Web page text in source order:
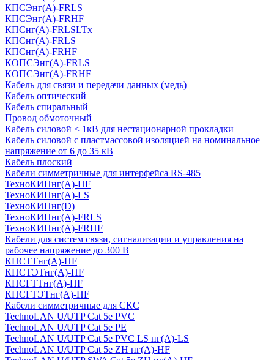
КПСЭнг(А)-FRLS
КПСЭнг(А)-FRHF
КПСнг(А)-FRLSLTx
КПСнг(А)-FRLS
КПСнг(А)-FRHF
КОПСЭнг(А)-FRLS
КОПСЭнг(А)-FRHF
Кабель для связи и передачи данных (медь)
Кабель оптический
Кабель спиральный
Провод обмоточный
Кабель силовой < 1кВ для нестационарной прокладки
Кабель силовой с пластмассовой изоляцией на номинальное
напряжение от 6 до 35 кВ
Кабель плоский
Кабели симметричные для интерфейса RS-485
ТеxноКИПнг(A)-HF
ТеxноКИПнг(A)-LS
ТеxноКИПнг(D)
ТехноКИПнг(A)-FRLS
ТехноКИПнг(A)-FRHF
Кабели для систем связи, сигнализации и управления на
рабочее напряжение до 300 В
КПСТТнг(A)-HF
КПСТЭТнг(A)-HF
КПСГТТнг(A)-HF
КПСГТЭТнг(A)-HF
Кабели симметричные для СКС
TechnoLAN U/UTP Cat 5e PVC
TechnoLAN U/UTP Cat 5e PE
TechnoLAN U/UTP Cat 5e PVC LS нг(A)-LS
TechnoLAN U/UTP Cat 5e ZH нг(A)-HF